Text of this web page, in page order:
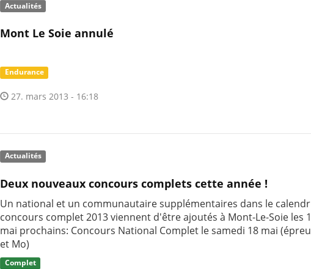
Actualités
Mont Le Soie annulé
Endurance
27. mars 2013 - 16:18
Actualités
Deux nouveaux concours complets cette année !
Un national et un communautaire supplémentaires dans le
concours complet 2013 viennent d'être ajoutés à Mont-Le-Soie les
mai prochains: Concours National Complet le samedi 18 mai
et Mo)
Complet